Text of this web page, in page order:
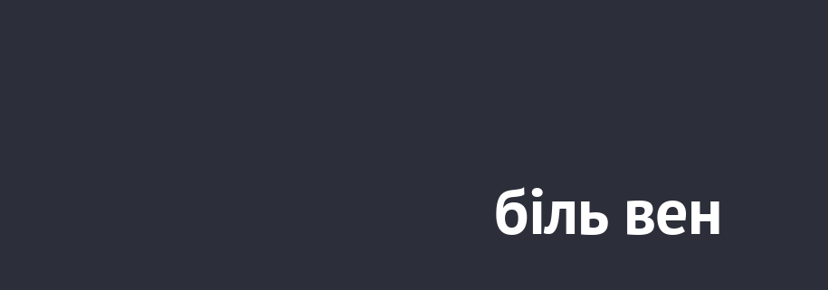
біль вен